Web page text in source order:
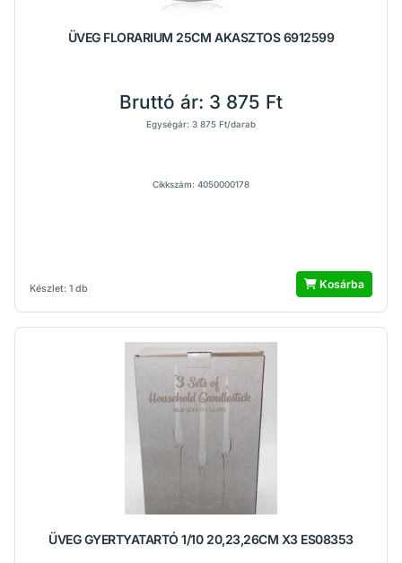
ÜVEG FLORARIUM 25CM AKASZTOS 6912599
Készlet: 1 db
Bruttó ár: 3 875 Ft
Egységár: 3 875 Ft/darab
Cikkszám: 4050000178
Kosárba
ÜVEG GYERTYATARTÓ 1/10 20,23,26CM X3 ES08353